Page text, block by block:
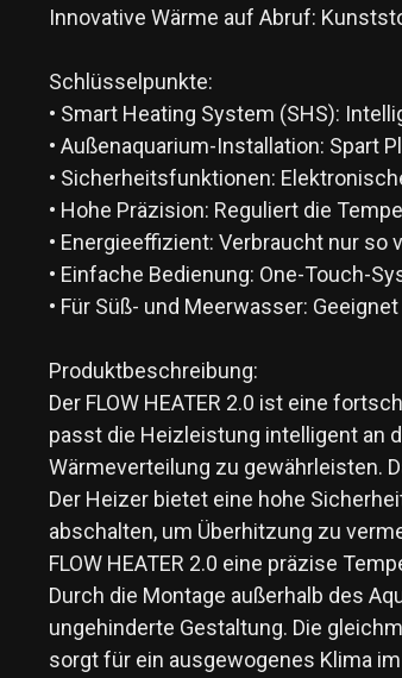
Innovative Wärme auf Abruf:
Schlüsselpunkte:
• Smart Heating System (SHS):
• Außenaquarium-Installation: Spart
• Sicherheitsfunktionen:
• Hohe Präzision: Reguliert die
• Energieeffizient: Verbraucht nur so
• Einfache Bedienung: One-Touch-
• Für Süß- und Meerwasser:
Produktbeschreibung:
Der FLOW HEATER 2.0 ist eine
passt die Heizleistung intelligent an
Wärmeverteilung zu gewährleisten.
Der Heizer bietet eine hohe
abschalten, um Überhitzung zu
FLOW HEATER 2.0 eine präzise
Durch die Montage außerhalb des
ungehinderte Gestaltung. Die
sorgt für ein ausgewogenes Klima